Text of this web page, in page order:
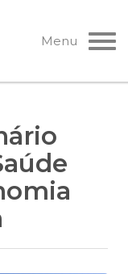
Menu